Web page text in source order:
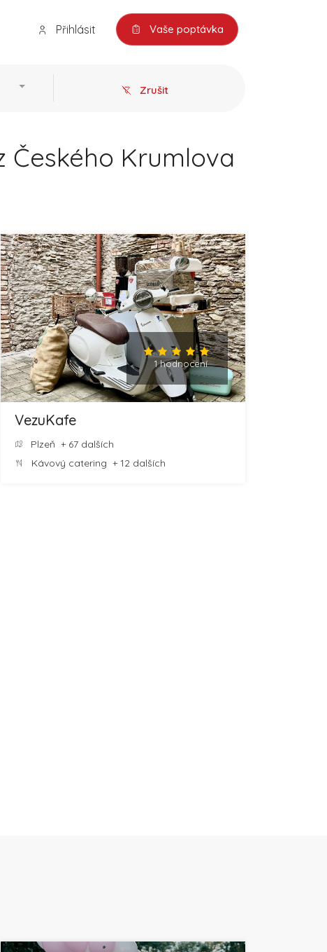
Přihlásit Vaše poptávka
Zrušit
Krumlova
1 hodnocení
VezuKafe
Plzeň + 67 dalších
Kávový catering + 12 dalších